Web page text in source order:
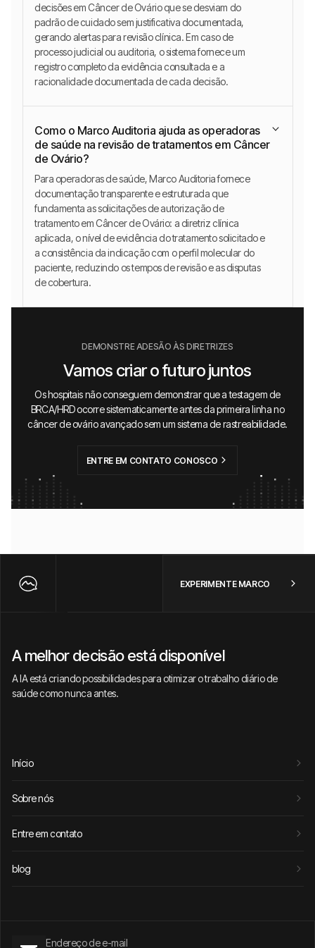
decisões em Câncer de Ovário que se desviam do
padrão de cuidado sem justificativa documentada,
gerando alertas para revisão clínica. Em caso de
processo judicial ou auditoria, o sistema fornece um
registro completo da evidência consultada e a
racionalidade documentada de cada decisão.
Como o Marco Auditoria ajuda as operadoras
de saúde na revisão de tratamentos em Câncer
de Ovário?
Para operadoras de saúde, Marco Auditoria fornece
documentação transparente e estruturada que
fundamenta as solicitações de autorização de
tratamento em Câncer de Ovário: a diretriz clínica
aplicada, o nível de evidência do tratamento solicitado e
a consistência da indicação com o perfil molecular do
paciente, reduzindo os tempos de revisão e as disputas
de cobertura.
DEMONSTRE ADESÃO ÀS DIRETRIZES
Vamos criar o futuro juntos
Os hospitais não conseguem demonstrar que a testagem de
BRCA/HRD ocorre sistematicamente antes da primeira linha no
câncer de ovário avançado sem um sistema de rastreabilidade.
ENTRE EM CONTATO CONOSCO
EXPERIMENTE MARCO
A melhor decisão está disponível
A IA está criando possibilidades para otimizar o trabalho diário de
saúde como nunca antes.
Início
Sobre nós
Entre em contato
blog
Endereço de e-mail